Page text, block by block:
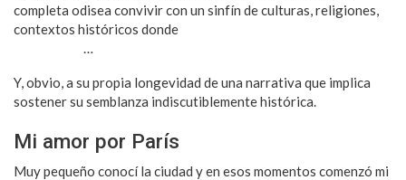
completa odisea convivir con un sinfín de culturas, religiones,
contextos históricos donde
…
Y, obvio, a su propia longevidad de una narrativa que implica
sostener su semblanza indiscutiblemente histórica.
Mi amor por París
Muy pequeño conocí la ciudad y en esos momentos comenzó mi